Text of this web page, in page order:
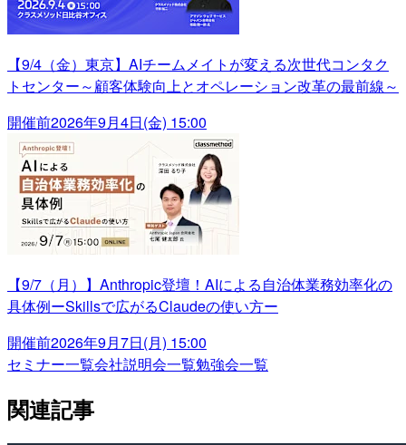
【9/4（金）東京】AIチームメイトが変える次世代コンタク
トセンター～顧客体験向上とオペレーション改革の最前線～
開催前2026年9月4日(金) 15:00
【9/7（月）】Anthropic登壇！AIによる自治体業務効率化の
具体例ーSkillsで広がるClaudeの使い方ー
開催前2026年9月7日(月) 15:00
セミナー一覧会社説明会一覧勉強会一覧
関連記事